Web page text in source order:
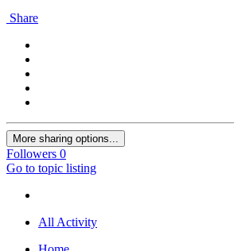
Share
More sharing options...
Followers 0
Go to topic listing
All Activity